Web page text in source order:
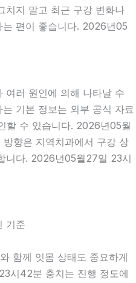
치지 말고 최근 구강 변화나
편이 좋습니다. 2026년05
여러 원인에 의해 나타날 수
기본 정보는 외부 공식 자료
할 수 있습니다. 2026년05월
향은 지역치과에서 구강 상
니다. 2026년05월27일 23시
기준
함께 잇몸 상태도 중요하게
시42분 충치는 진행 정도에